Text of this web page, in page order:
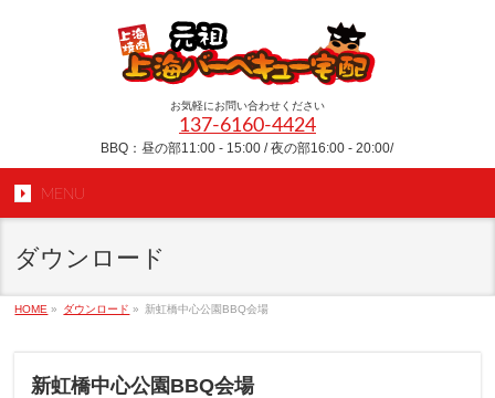
お気軽にお問い合わせください
137-6160-4424
BBQ：昼の部11:00 - 15:00 / 夜の部16:00 - 20:00/
MENU
ダウンロード
HOME » ダウンロード » 新虹橋中心公園BBQ会場
新虹橋中心公園BBQ会場